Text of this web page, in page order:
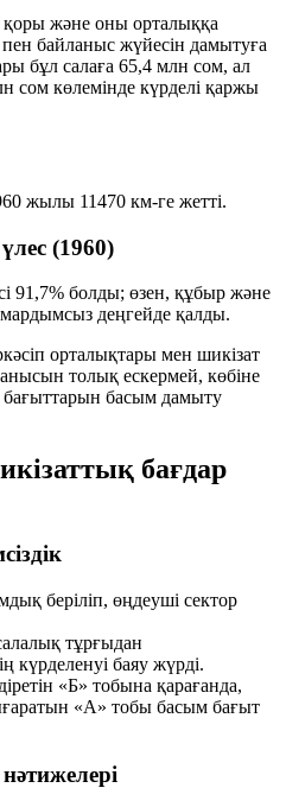
және оны орталыққа
пен байланыс жүйесін дамытуға
бұл салаға 65,4 млн сом, ал
сом көлемінде күрделі қаржы
жылы 11470 км-ге жетті.
(1960)
91,7% болды; өзен, құбыр және
деңгейде қалды.
орталықтары мен шикізат
толық ескермей, көбіне
басым дамыту
бағдар
беріліп, өңдеуші сектор
тұрғыдан
күрделенуі баяу жүрді.
«Б» тобына қарағанда,
«А» тобы басым бағыт